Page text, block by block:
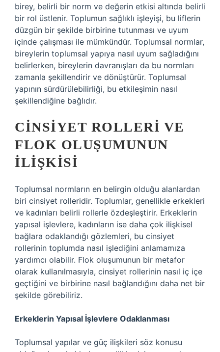
birey, belirli bir norm ve değerin etkisi altında belirli
bir rol üstlenir. Toplumun sağlıklı işleyişi, bu liflerin
düzgün bir şekilde birbirine tutunması ve uyum
içinde çalışması ile mümkündür. Toplumsal normlar,
bireylerin toplumsal yapıya nasıl uyum sağladığını
belirlerken, bireylerin davranışları da bu normları
zamanla şekillendirir ve dönüştürür. Toplumsal
yapının sürdürülebilirliği, bu etkileşimin nasıl
şekillendiğine bağlıdır.
CINSIYET ROLLERI VE
FLOK OLUŞUMUNUN
İLIŞKISI
Toplumsal normların en belirgin olduğu alanlardan
biri cinsiyet rolleridir. Toplumlar, genellikle erkekleri
ve kadınları belirli rollerle özdeşleştirir. Erkeklerin
yapısal işlevlere, kadınların ise daha çok ilişkisel
bağlara odaklandığı gözlemleri, bu cinsiyet
rollerinin toplumda nasıl işlediğini anlamamıza
yardımcı olabilir. Flok oluşumunun bir metafor
olarak kullanılmasıyla, cinsiyet rollerinin nasıl iç içe
geçtiğini ve birbirine nasıl bağlandığını daha net bir
şekilde görebiliriz.
Erkeklerin Yapısal İşlevlere Odaklanması
Toplumsal yapılar ve güç ilişkileri söz konusu